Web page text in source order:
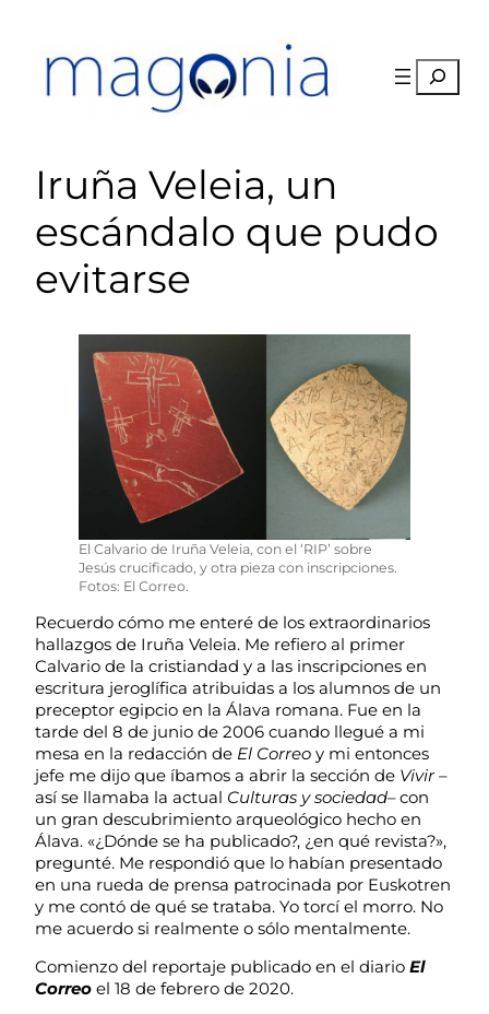
contenido
Buscar
Iruña Veleia, un
escándalo que pudo
evitarse
El Calvario de Iruña Veleia, con el ‘RIP’ sobre
Jesús crucificado, y otra pieza con inscripciones.
Fotos: El Correo.
Recuerdo cómo me enteré de los extraordinarios
hallazgos de Iruña Veleia. Me refiero al primer
Calvario de la cristiandad y a las inscripciones en
escritura jeroglífica atribuidas a los alumnos de un
preceptor egipcio en la Álava romana. Fue en la
tarde del 8 de junio de 2006 cuando llegué a mi
mesa en la redacción de El Correo y mi entonces
jefe me dijo que íbamos a abrir la sección de Vivir–
así se llamaba la actual Culturas y sociedad– con
un gran descubrimiento arqueológico hecho en
Álava. «¿Dónde se ha publicado?, ¿en qué revista?»,
pregunté. Me respondió que lo habían presentado
en una rueda de prensa patrocinada por Euskotren
y me contó de qué se trataba. Yo torcí el morro. No
me acuerdo si realmente o sólo mentalmente.
Comienzo del reportaje publicado en el diario El
Correo el 18 de febrero de 2020.